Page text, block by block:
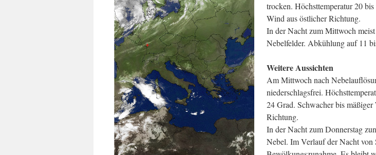
trocken. Höchsttemperatur 20
Wind aus östlicher Richtung.
In der Nacht zum Mittwoch
Nebelfelder. Abkühlung auf 11
Weitere Aussichten
Am Mittwoch nach
niederschlagsfrei.
24 Grad. Schwacher bis
Richtung.
In der Nacht zum Donnerstag
Nebel. Im Verlauf der Nacht von